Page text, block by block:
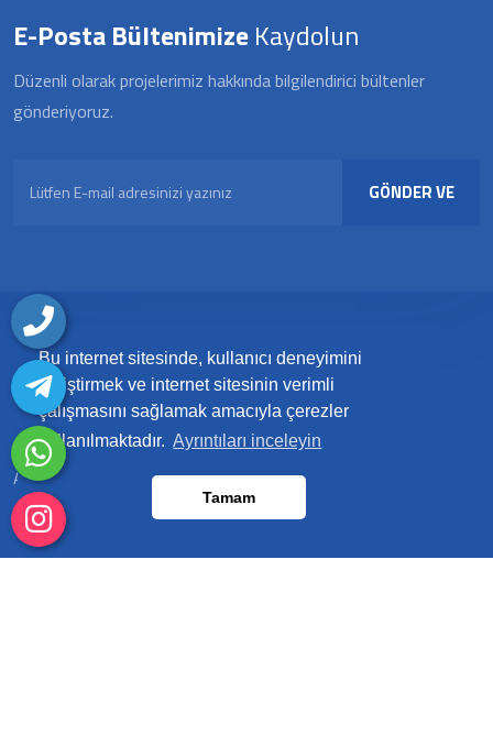
Bu internet sitesinde, kullanıcı deneyimini
geliştirmek ve internet sitesinin verimli
çalışmasını sağlamak amacıyla çerezler
kullanılmaktadır. Ayrıntıları inceleyin
Tamam
E-Posta BültenimizeKaydolun
Düzenli olarak projelerimiz hakkında bilgilendirici bültenler
gönderiyoruz.
GÖNDER VE
Bir sorunuz mu var? Bizi 7/24 arayın
0 (532) 216 57 16
İletişim Bilgileri
Alaaddinbey Mah. Alaaddinbey Cad. No:127 Nilüfer/BURSA